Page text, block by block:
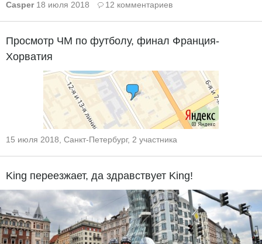
Casper18 июля 2018 12 комментариев
Просмотр ЧМ по футболу, финал Франция-
Хорватия
15 июля 2018, Санкт-Петербург, 2 участника
King переезжает, да здравствует King!